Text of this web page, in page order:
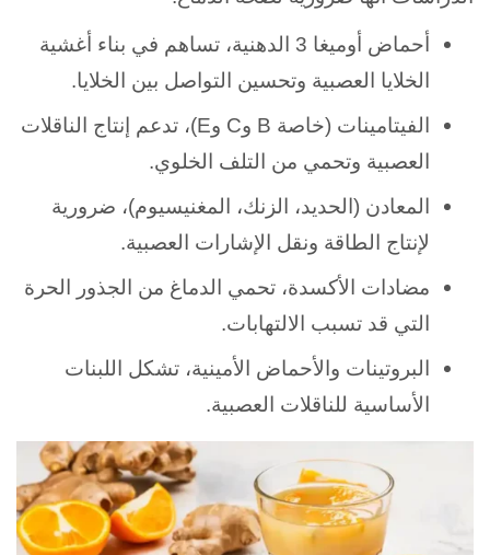
أحماض أوميغا 3 الدهنية، تساهم في بناء أغشية
الخلايا العصبية وتحسين التواصل بين الخلايا.
الفيتامينات (خاصة B وC وE)، تدعم إنتاج الناقلات
العصبية وتحمي من التلف الخلوي.
المعادن (الحديد، الزنك، المغنيسيوم)، ضرورية
لإنتاج الطاقة ونقل الإشارات العصبية.
مضادات الأكسدة، تحمي الدماغ من الجذور الحرة
التي قد تسبب الالتهابات.
البروتينات والأحماض الأمينية، تشكل اللبنات
الأساسية للناقلات العصبية.